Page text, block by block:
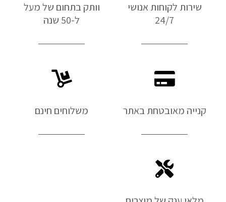
שירות לקוחות אנושי
24/7
וותק בתחום של מעל
ל-50 שנה
קנייה מאובטחת באתר משלוחים חינם